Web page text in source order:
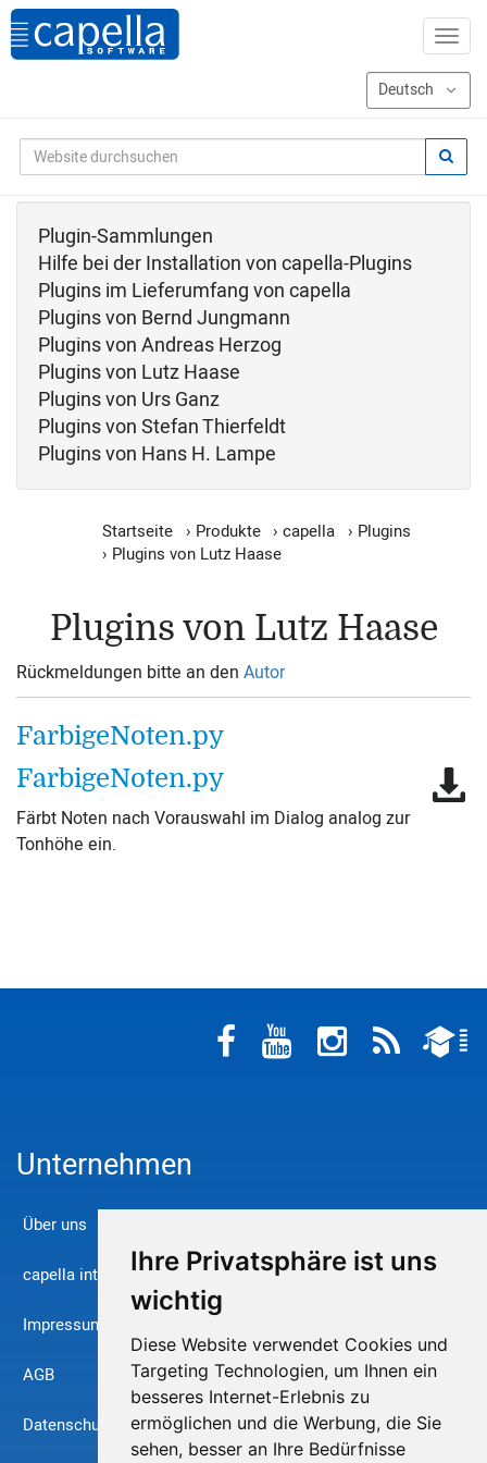
Ihre Privatsphäre ist uns
wichtig
Diese Website verwendet Cookies und
Targeting Technologien, um Ihnen ein
besseres Internet-Erlebnis zu
ermöglichen und die Werbung, die Sie
sehen, besser an Ihre Bedürfnisse
Plugin-Sammlungen
Hilfe bei der Installation von capella-Plugins
Plugins im Lieferumfang von capella
Plugins von Bernd Jungmann
Plugins von Andreas Herzog
Plugins von Lutz Haase
Plugins von Urs Ganz
Plugins von Stefan Thierfeldt
Plugins von Hans H. Lampe
Startseite › Produkte › capella › Plugins
› Plugins von Lutz Haase
Plugins von Lutz Haase
Rückmeldungen bitte an den Autor
FarbigeNoten.py
FarbigeNoten.py
Färbt Noten nach Vorauswahl im Dialog analog zur
Tonhöhe ein.
Unternehmen
Über uns
capella international
Impressum
AGB
Datenschutz